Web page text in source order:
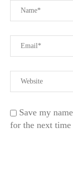
Save my
for the next time